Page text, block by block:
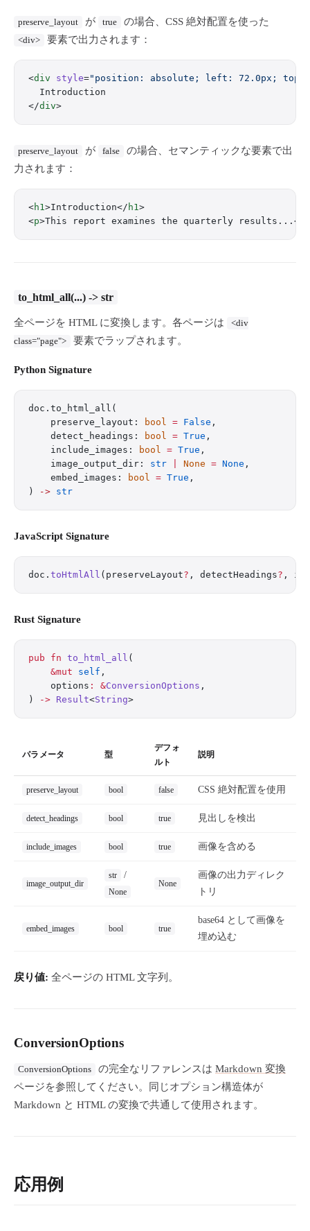
preserve_layout が true の場合、CSS 絶対配置を使った
<div> 要素で出力されます：
<div style="position: absolute; left: 72.0px; top:
  Introduction
</div>
preserve_layout が false
の場合、セマンティックな要素で出
力されます：
<h1>Introduction</ h1>
<p>This report examines the quarterly results...</
to_html_all(...) -> str
全ページを HTML に変換します。各ページは
<div
class="page">
要素でラップされます。
Python Signature
doc.to_html_all(
    preserve_layout:
bool = False ,
    detect_headings:
bool = True ,
    include_images:
bool = True ,
    image_output_dir:
str None = None ,
    embed_images:
bool = True ,
)
-> str
JavaScript Signature
doc. toHtmlAll (preserveLayout? , detectHeadings? ,
Rust Signature
pub fn to_html_all (
    &mut
self ,
    options
: &ConversionOptions ,
)
-> Result<String>
パラメータ 型
デフォ
ルト
説明
preserve_layout bool false CSS 絶対配置を使用
detect_headings bool true 見出しを検出
include_images bool true 画像を含める
image_output_dir
str /
None
None
画像の出力ディレク
トリ
embed_images bool true
base64 として画像を
埋め込む
戻り値: 全ページの HTML 文字列。
ConversionOptions
ConversionOptions の完全なリファレンスは Markdown 変換
ページを参照してください。同じオプション構造体が
Markdown と HTML の変換で共通して使用されます。
応用例